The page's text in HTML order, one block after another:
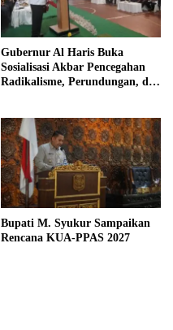
Gubernur Al Haris Buka
Sosialisasi Akbar Pencegahan
Radikalisme, Perundungan, dan
Bupati M. Syukur Sampaikan
Rencana KUA-PPAS 2027